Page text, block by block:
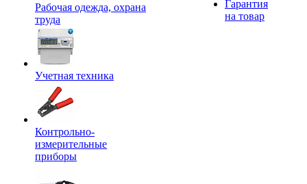
Рабочая одежда, охрана
труда
Учетная техника
Контрольно-
измерительные
приборы
Гарантия
на товар